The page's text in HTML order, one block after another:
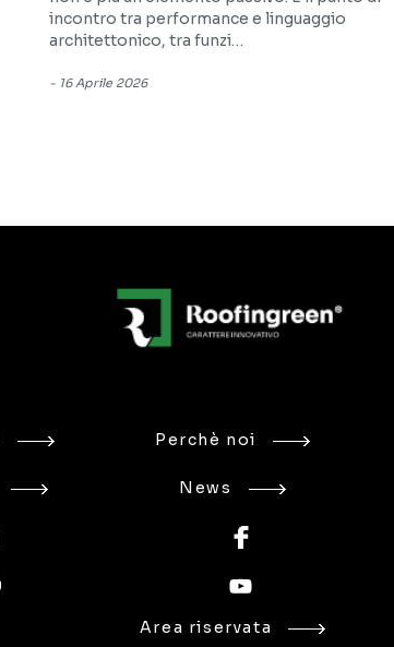
incontro tra performance e linguaggio
architettonico, tra funzi…
- 16 Aprile 2026
Perchè noi
News
Area riservata